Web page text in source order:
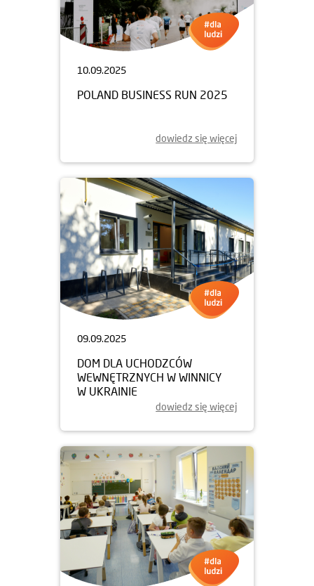
10.09.2025
POLAND BUSINESS RUN 2025
dowiedz się więcej
09.09.2025
DOM DLA UCHODZCÓW
WEWNĘTRZNYCH W WINNICY
W UKRAINIE
dowiedz się więcej